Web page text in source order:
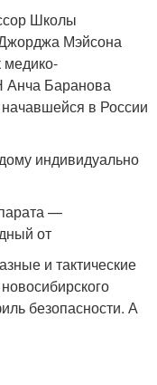
Школы
Мэйсона
Анча Баранова
в России
индивидуально
—
от
и тактические
безопасности. А